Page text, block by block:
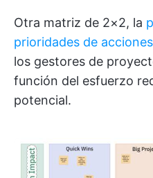
Otra matriz de 2×2, la
prioridades de
los gestores de
función del esfuerzo
potencial.